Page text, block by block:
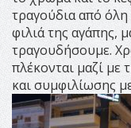
τραγούδια από
φιλιά της αγάπης,
τραγουδήσουμε.
πλέκονται μαζί με
και συμφιλίωσης